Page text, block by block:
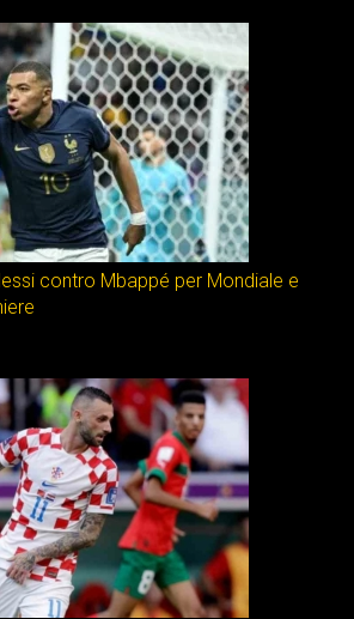
contro Mbappé per Mondiale e